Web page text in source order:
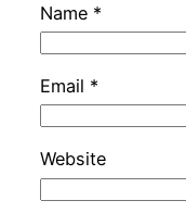
Name *
Email *
Website